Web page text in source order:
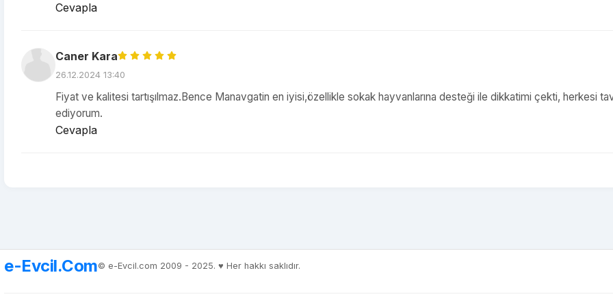
Cevapla
Caner Kara
26.12.2024 13:40
Fiyat ve kalitesi tartışılmaz.Bence Manavgatin en iyisi,özellikle sokak hayvanlarına desteği ile dikkatimi çekti, herkesi
ediyorum.
Cevapla
e-Evcil.Com© e-Evcil.com 2009 - 2025. ♥️ Her hakkı saklıdır.